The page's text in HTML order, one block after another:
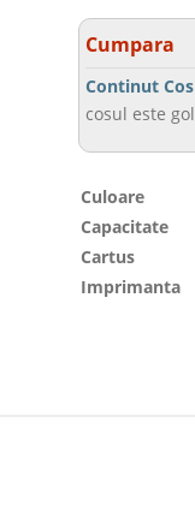
Cumpara
Continut Cos
cosul este gol
Culoare
Capacitate
Cartus
Imprimanta